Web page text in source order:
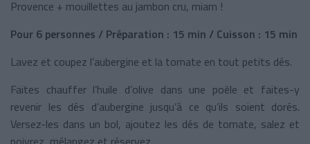
Provence + mouillettes au jambon cru, miam !
Pour 6 personnes / Préparation : 15 min / Cuisson : 15 min
Lavez et coupez l’aubergine et la tomate en tout petits dés.
Faites chauffer l’huile d’olive dans une poêle et faites-y
revenir les dés d’aubergine jusqu’à ce qu’ils soient dorés.
Versez-les dans un bol, ajoutez les dés de tomate, salez et